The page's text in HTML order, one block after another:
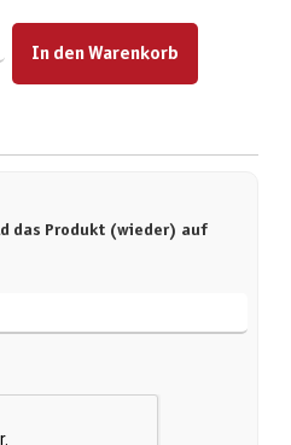
oder benutze die Schaltflächen um die Anzahl zu
In den Warenkorb
das Produkt (wieder) auf